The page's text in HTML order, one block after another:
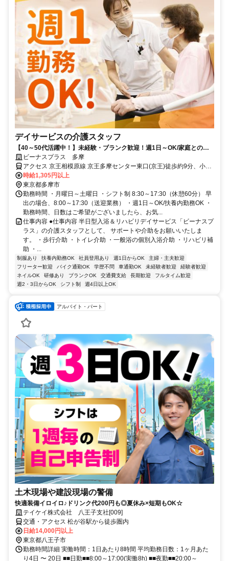
デイサービスの介護スタッフ
【40～50代活躍中！】未経験・ブランク歓迎！週1日～OK/家庭との両
立もしやすい！キャリアアップしたい方にもおすすめ◎
ビーナスプラス 多摩
アクセス 京王相模原線 京王多摩センター東口(京王)徒歩約9分、小田
急多摩線/小田急小田原線 小田急多摩センター東口(小田急)徒歩約9
分、多摩都市モノレール線 多摩センター出口2徒歩約11分
時給1,305円以上
東京都多摩市
勤務時間 ・月曜日～土曜日 ・シフト制 8:30～17:30（休憩60分） 早
出の場合、8:00～17:30（送迎業務） ・週1日～OK/扶養内勤務OK ・
勤務時間、日数はご希望がございましたら、お気...
仕事内容 ●仕事内容 半日型入浴＆リハビリデイサービス「ビーナスプ
ラス」の介護スタッフとして、 サポートや介助をお願いいたしま
す。 ・歩行介助 ・トイレ介助 ・一般浴の個別入浴介助 ・リハビリ補
助 ・...
制服あり 扶養内勤務OK 社員登用あり 週1日からOK
主婦・主夫歓迎
フリーター歓迎
バイク通勤OK 学歴不問 車通勤OK 未経験者歓迎
経験者歓迎
ネイルOK
研修あり ブランクOK 交通費支給 長期歓迎
フルタイム歓迎
週2・3日からOK
シフト制 週4日以上OK
アルバイト・パート
土木現場や建設現場の警備
快適装備イロイロ♪ドリンク代200円も◎夏休み×短期もOK☆
テイケイ株式会社 八王子支社[009]
交通・アクセス 松が谷駅から徒歩圏内
日給14,000円以上
東京都八王子市
勤務時間詳細 実働時間：1日あたり8時間 平均勤務日数：1ヶ月あた
り4日 〜 20日 ■■日勤■■8:00～17:00(実働8h) ■■夜勤■■20:00～